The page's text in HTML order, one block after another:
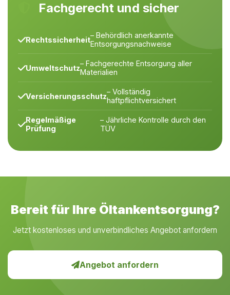
Fachgerecht und sicher
Rechtssicherheit– Behördlich anerkannte
Entsorgungsnachweise
Umweltschutz– Fachgerechte Entsorgung aller
Materialien
Versicherungsschutz– Vollständig
haftpflichtversichert
Regelmäßige
Prüfung
– Jährliche Kontrolle durch den
TÜV
Bereit für Ihre Öltankentsorgung?
Jetzt kostenloses und unverbindliches Angebot anfordern
Angebot anfordern